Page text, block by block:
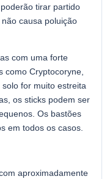
tirar partido
causa poluição
com uma forte
como Cryptocoryne,
for muito estreita
os sticks podem ser
Os bastões
em todos os casos.
aproximadamente